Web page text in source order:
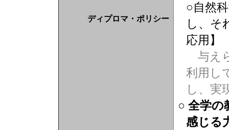
ディプロマ・ポリシー
○自然
し、そ
応用】
与え
利用し
し、実
○ 全学の
感じる